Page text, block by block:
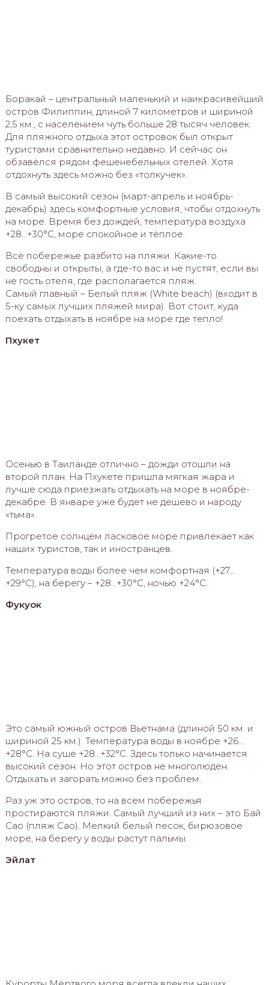
Боракай – центральный маленький и наикрасивейший
остров Филиппин, длиной 7 километров и шириной
2,5 км., с населением чуть больше 28 тысяч человек.
Для пляжного отдыха этот островок был открыт
туристами сравнительно недавно. И сейчас он
обзавёлся рядом фешенебельных отелей. Хотя
отдохнуть здесь можно без «толкучек».
В самый высокий сезон (март-апрель и ноябрь-
декабрь) здесь комфортные условия, чтобы отдохнуть
на море. Время без дождей, температура воздуха
+28…+30°С, море спокойное и тёплое.
Всё побережье разбито на пляжи. Какие-то
свободны и открыты, а где-то вас и не пустят, если вы
не гость отеля, где располагается пляж.
Самый главный – Белый пляж (White beach) (входит в
5-ку самых лучших пляжей мира). Вот стоит, куда
поехать отдыхать в ноябре на море где тепло!
Пхукет
Осенью в Таиланде отлично – дожди отошли на
второй план. На Пхукете пришла мягкая жара и
лучше сюда приезжать отдыхать на море в ноябре-
декабре. В январе уже будет не дешево и народу
«тьма».
Прогретое солнцем ласковое море привлекает как
наших туристов, так и иностранцев.
Температура воды более чем комфортная (+27…
+29°С), на берегу – +28…+30°С, ночью +24°С.
Фукуок
Это самый южный остров Вьетнама (длиной 50 км. и
шириной 25 км.). Температура воды в ноябре +26…
+28°С. На суше +28…+32°С. Здесь только начинается
высокий сезон. Но этот остров не многолюден.
Отдыхать и загорать можно без проблем.
Раз уж это остров, то на всем побережья
простираются пляжи. Самый лучший из них – это Бай
Сао (пляж Сао). Мелкий белый песок, бирюзовое
море, на берегу у воды растут пальмы.
Эйлат